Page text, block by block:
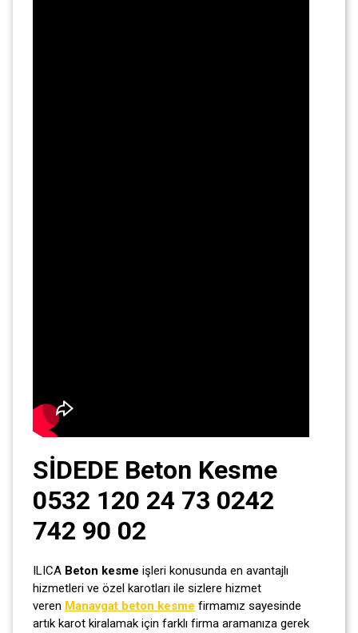
SİDEDE Beton Kesme
0532 120 24 73 0242
742 90 02
ILICA Beton kesme işleri konusunda en avantajlı
hizmetleri ve özel karotları ile sizlere hizmet
veren Manavgat beton kesme firmamız sayesinde
artık karot kiralamak için farklı firma aramanıza gerek